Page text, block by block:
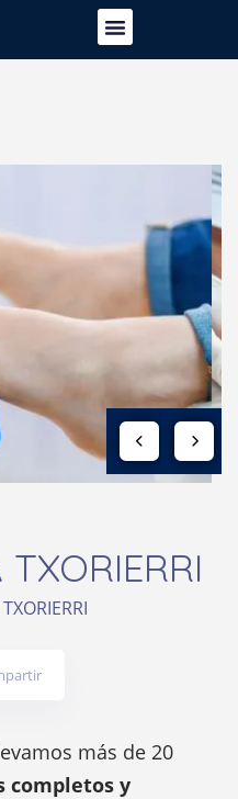
más de 20
completos y